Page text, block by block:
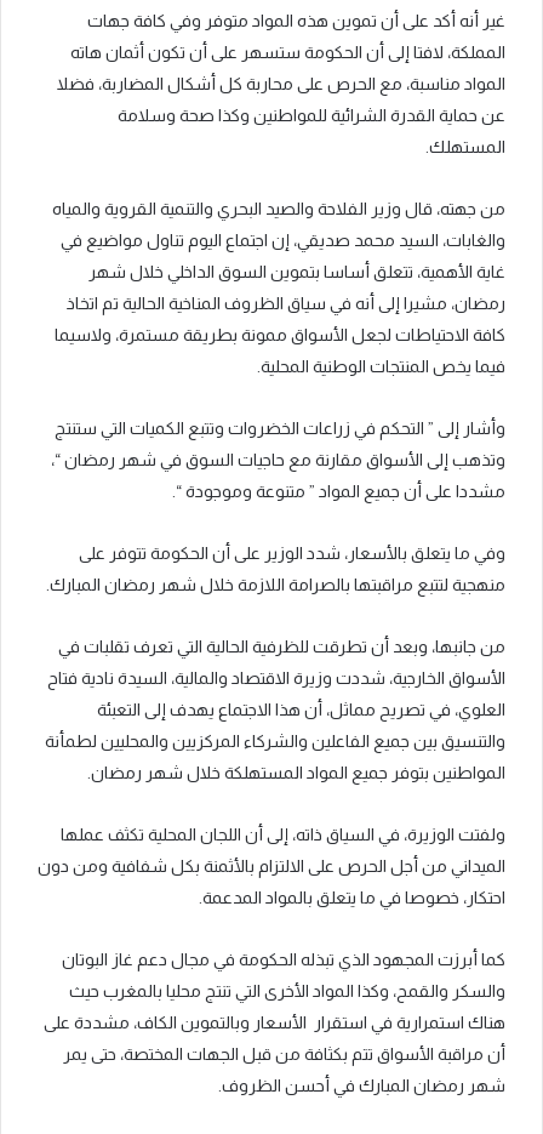
غير أنه أكد على أن تموين هذه المواد متوفر وفي كافة جهات
المملكة، لافتا إلى أن الحكومة ستسهر على أن تكون أثمان هاته
المواد مناسبة، مع الحرص على محاربة كل أشكال المضاربة، فضلا
عن حماية القدرة الشرائية للمواطنين وكذا صحة وسلامة
المستهلك.
من جهته، قال وزير الفلاحة والصيد البحري والتنمية القروية والمياه
والغابات، السيد محمد صديقي، إن اجتماع اليوم تناول مواضيع في
غاية الأهمية، تتعلق أساسا بتموين السوق الداخلي خلال شهر
رمضان، مشيرا إلى أنه في سياق الظروف المناخية الحالية تم اتخاذ
كافة الاحتياطات لجعل الأسواق ممونة بطريقة مستمرة، ولاسيما
فيما يخص المنتجات الوطنية المحلية.
وأشار إلى ” التحكم في زراعات الخضروات وتتبع الكميات التي ستنتج
وتذهب إلى الأسواق مقارنة مع حاجيات السوق في شهر رمضان “،
مشددا على أن جميع المواد ” متنوعة وموجودة “.
وفي ما يتعلق بالأسعار، شدد الوزير على أن الحكومة تتوفر على
منهجية لتتبع مراقبتها بالصرامة اللازمة خلال شهر رمضان المبارك.
من جانبها، وبعد أن تطرقت للظرفية الحالية التي تعرف تقلبات في
الأسواق الخارجية، شددت وزيرة الاقتصاد والمالية، السيدة نادية فتاح
العلوي، في تصريح مماثل، أن هذا الاجتماع يهدف إلى التعبئة
والتنسيق بين جميع الفاعلين والشركاء المركزيين والمحليين لطمأنة
المواطنين بتوفر جميع المواد المستهلكة خلال شهر رمضان.
ولفتت الوزيرة، في السياق ذاته، إلى أن اللجان المحلية تكثف عملها
الميداني من أجل الحرص على الالتزام بالأثمنة بكل شفافية ومن دون
احتكار، خصوصا في ما يتعلق بالمواد المدعمة.
كما أبرزت المجهود الذي تبذله الحكومة في مجال دعم غاز البوتان
والسكر والقمح، وكذا المواد الأخرى التي تنتج محليا بالمغرب حيث
هناك استمرارية في استقرار الأسعار وبالتموين الكاف، مشددة على
أن مراقبة الأسواق تتم بكثافة من قبل الجهات المختصة، حتى يمر
شهر رمضان المبارك في أحسن الظروف.